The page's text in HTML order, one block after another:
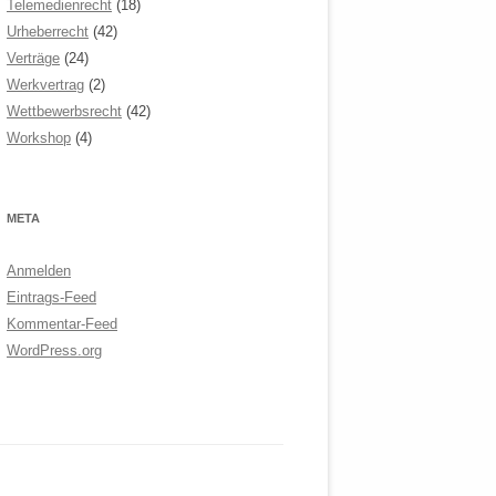
Telemedienrecht (18)
Urheberrecht (42)
Verträge (24)
Werkvertrag (2)
Wettbewerbsrecht (42)
Workshop (4)
META
Anmelden
Eintrags-Feed
Kommentar-Feed
WordPress.org